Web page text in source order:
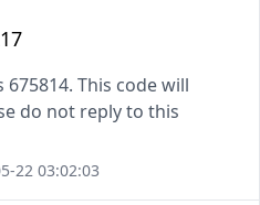
This code will
do not reply to this
22 03:02:03